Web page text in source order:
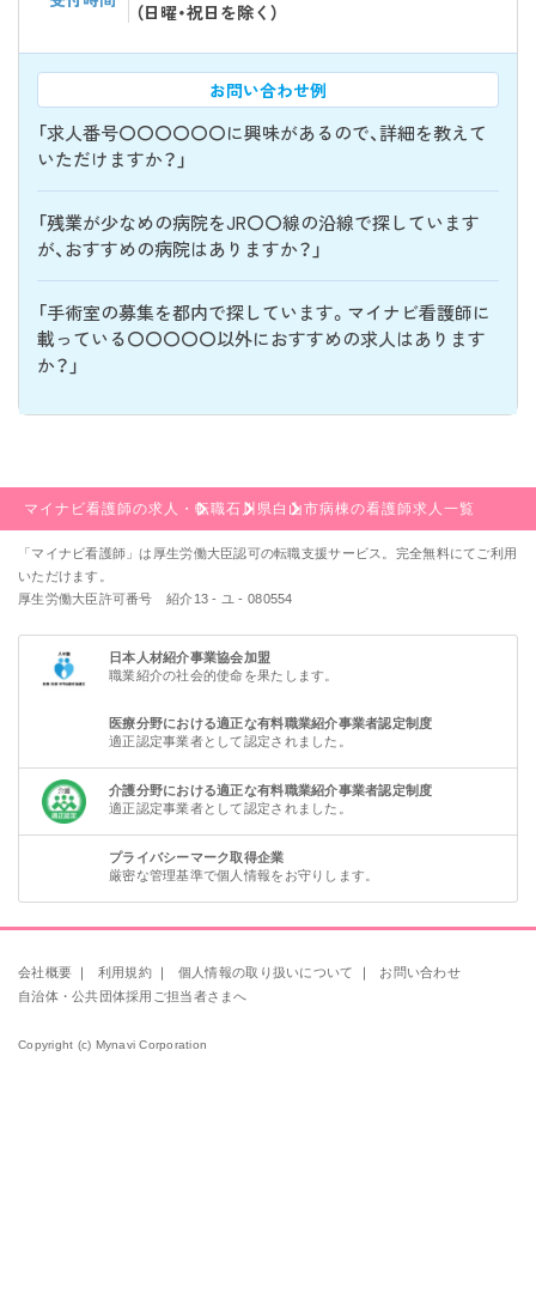
（日曜・祝日を除く）
お問い合わせ例
「求人番号〇〇〇〇〇〇に興味があるので、詳細を教えて
いただけますか？」
「残業が少なめの病院をJR〇〇線の沿線で探しています
が、おすすめの病院はありますか？」
「手術室の募集を都内で探しています。マイナビ看護師に
載っている〇〇〇〇〇以外におすすめの求人はあります
か？」
マイナビ看護師の求人・転職石川県白山市病棟の看護師求人一覧
「マイナビ看護師」は厚生労働大臣認可の転職支援サービス。完全無料にてご利用
いただけます。
厚生労働大臣許可番号 紹介13 - ユ - 080554
日本人材紹介事業協会加盟
職業紹介の社会的使命を果たします。
医療分野における適正な有料職業紹介事業者認定制度
適正認定事業者として認定されました。
介護分野における適正な有料職業紹介事業者認定制度
適正認定事業者として認定されました。
プライバシーマーク取得企業
厳密な管理基準で個人情報をお守りします。
会社概要 ｜ 利用規約 ｜ 個人情報の取り扱いについて ｜
お問い合わせ
自治体・公共団体採用ご担当者さまへ
Copyright (c) Mynavi Corporation